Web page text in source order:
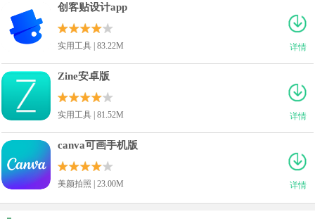
详情
创客贴设计app
实用工具 | 83.22M
详情
Zine安卓版
实用工具 | 81.52M
详情
canva可画手机版
美颜拍照 | 23.00M